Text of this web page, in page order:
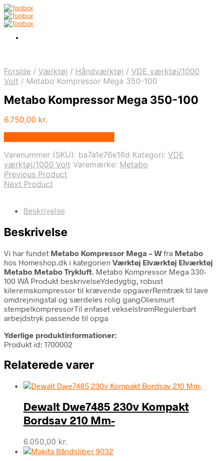
Forside / Værktøj / Håndværktøj / VDE værktøj/1000
Volt / Metabo Kompressor Mega 350-100
Metabo Kompressor Mega 350-100
6.750,00 kr.
Varenummer (SKU): ba7a1e76e16d Kategori: VDE
værktøj/1000 Volt Varemærke: Metabo
Previous Product
Next Product
Beskrivelse
Beskrivelse
Vi har fundet Metabo Kompressor Mega – Wfra Metabo
hos Homeshop.dk i kategorien Værktøj Elværktøj Elværktøj
Metabo Metabo Trykluft. Metabo Kompressor Mega 330-
100 WÂ Produkt beskrivelseYdedygtig, robust
kileremskompressor til krævende opgaverRemtræk til lave
omdrejningstal og særdeles rolig gangOliesmurt
stempelkompressorTil enfaset vekselstrømRegulerbart
arbejdstryk passende til opga
Yderlige produktinformationer:
Produkt id: 1700002
Relaterede varer
Dewalt Dwe7485 230v Kompakt
Bordsav 210 Mm-
6.050,00 kr.